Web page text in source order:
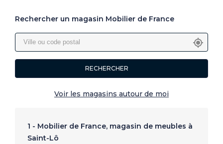
Rechercher un magasin Mobilier de France
RECHERCHER
Voir les magasins autour de moi
1 - Mobilier de France, magasin de meubles à
Saint-Lô